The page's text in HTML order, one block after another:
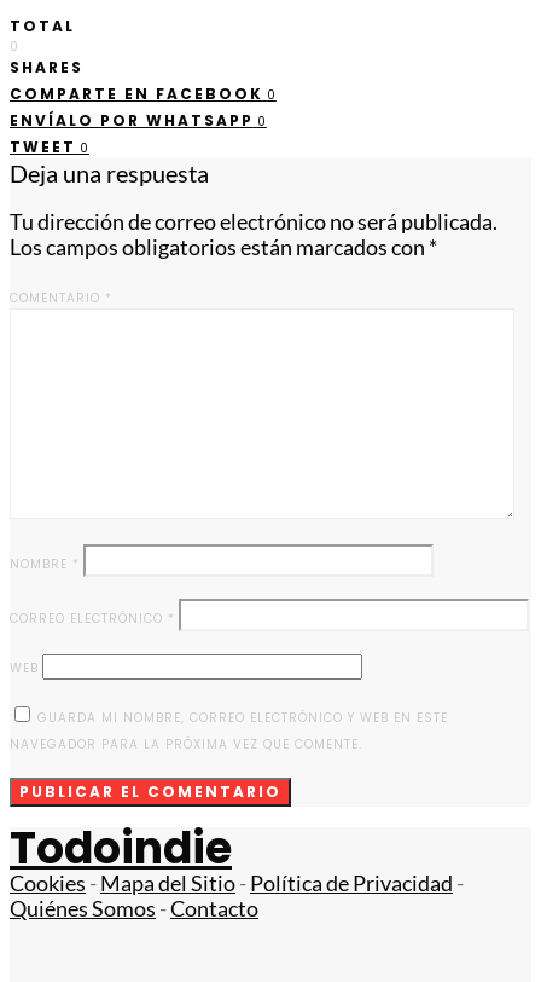
TOTAL
0
SHARES
COMPARTE EN FACEBOOK 0
ENVÍALO POR WHATSAPP 0
TWEET 0
Deja una respuesta
Tu dirección de correo electrónico no será publicada.
Los campos obligatorios están marcados con *
COMENTARIO *
NOMBRE *
CORREO ELECTRÓNICO *
WEB
GUARDA MI NOMBRE, CORREO ELECTRÓNICO Y WEB EN ESTE
NAVEGADOR PARA LA PRÓXIMA VEZ QUE COMENTE.
Todoindie
Cookies -Mapa del Sitio-Política de Privacidad -
Quiénes Somos -Contacto